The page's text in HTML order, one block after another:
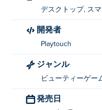
デスクトップ, ス
開発者
Playtouch
ジャンル
ビューティーゲー
発売日